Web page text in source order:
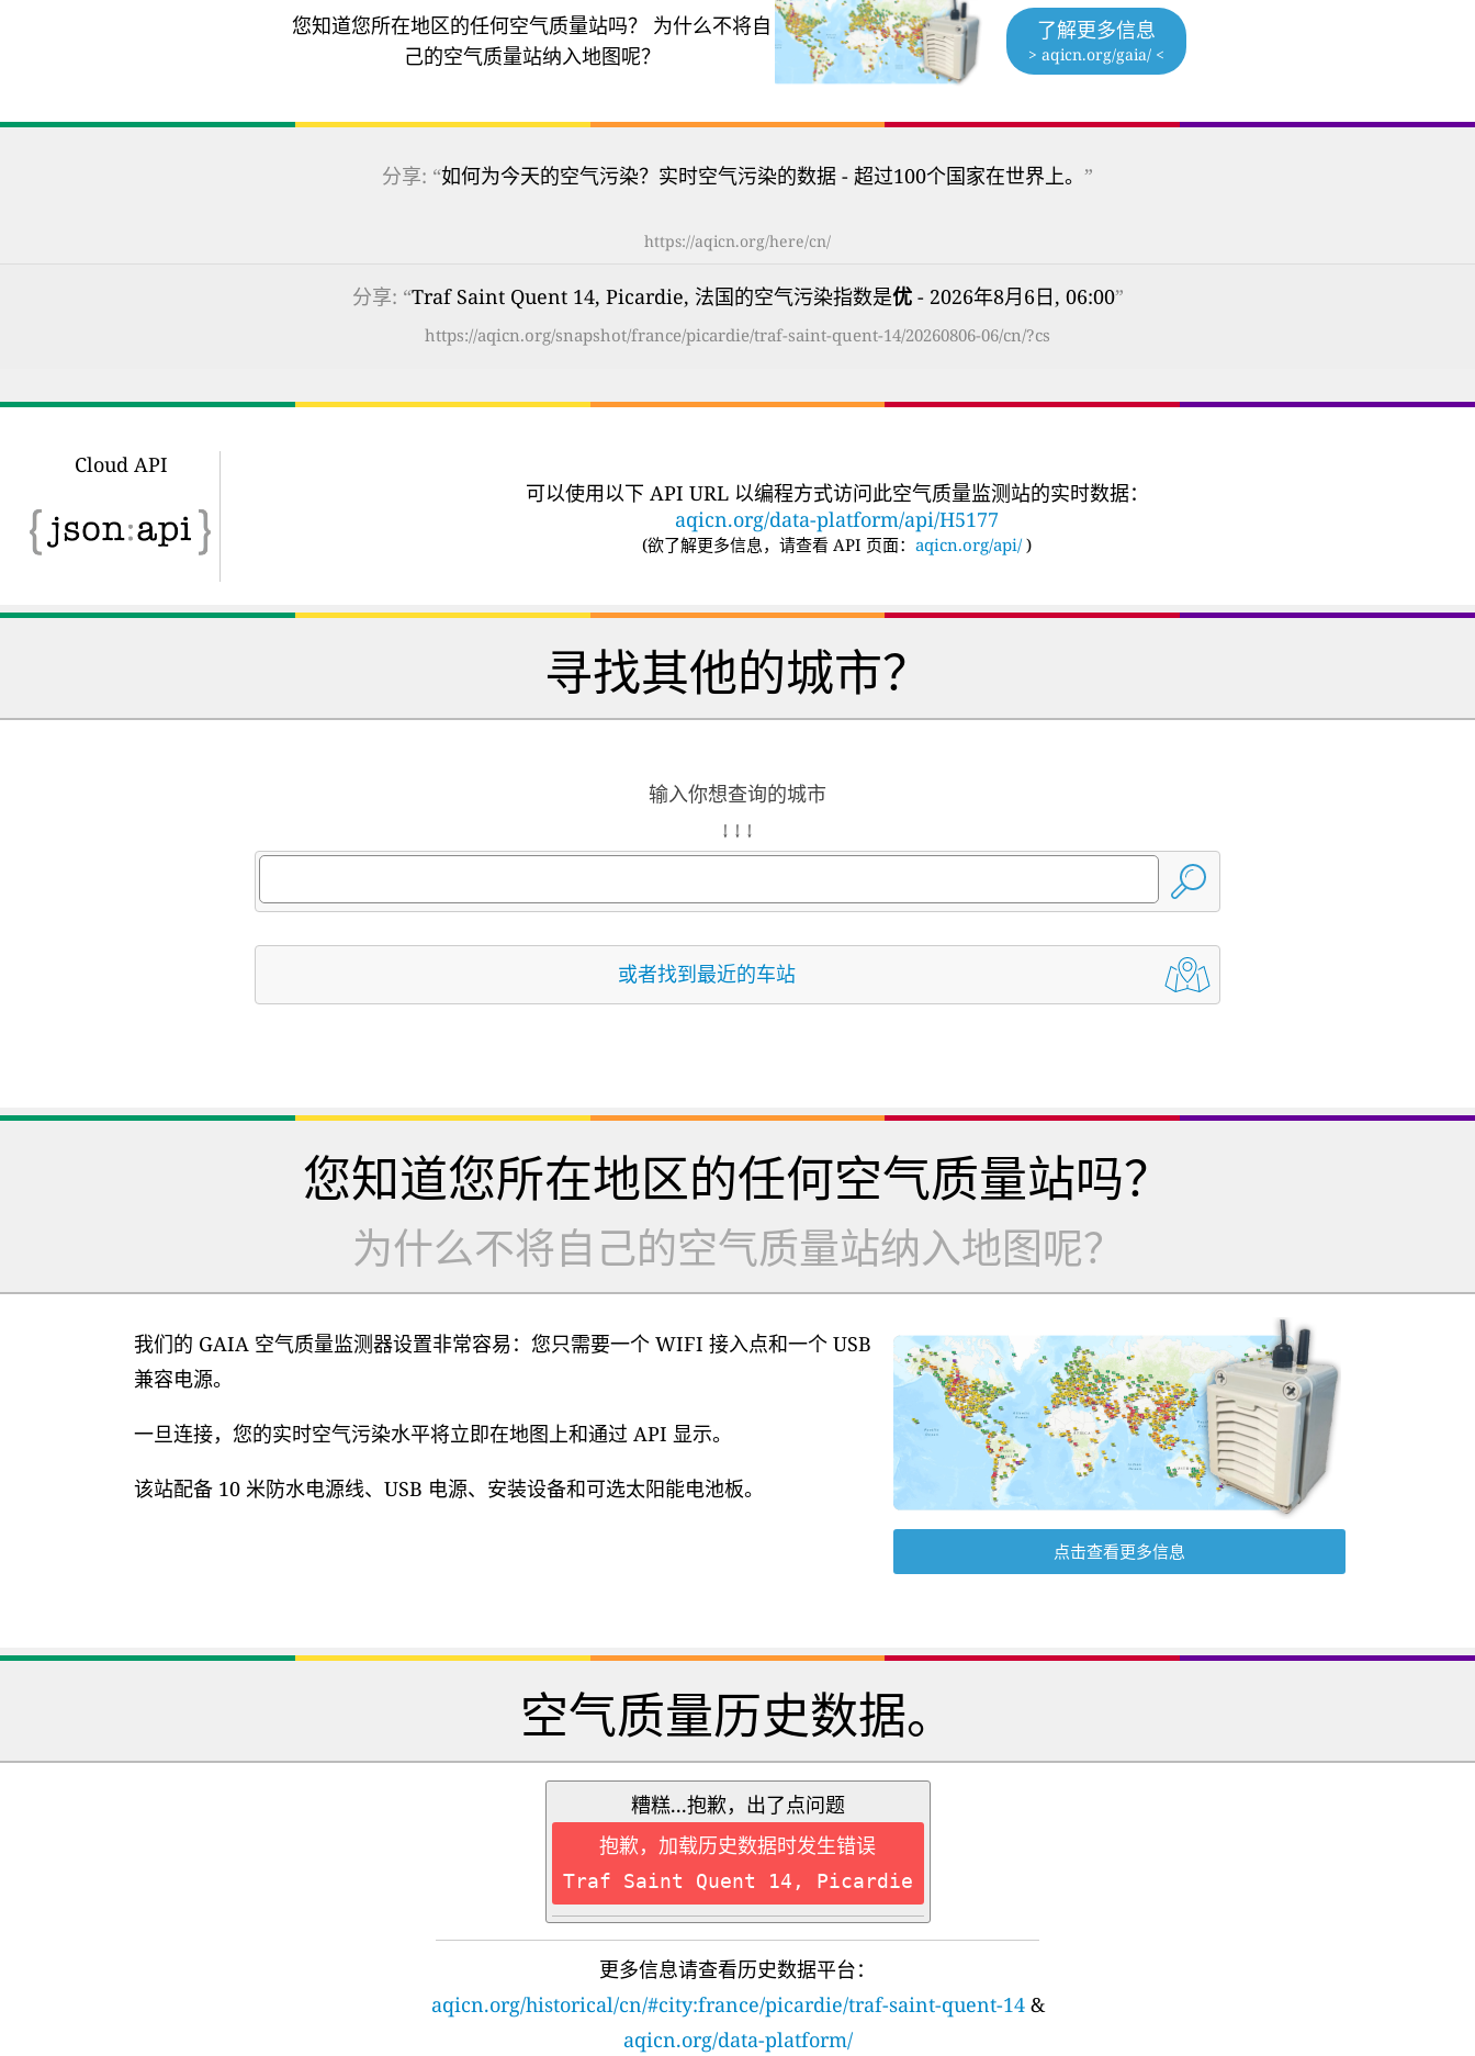
您知道您所在地区的任何空气质量站吗？
为什么不将自
己的空气质量站纳入地图呢？
了解更多信息
> aqicn.org/gaia/ <
分享: “如何为今天的空气污染？实时空气污染的数据 - 超过100个国家在世界上。 ”
https://aqicn.org/here/cn/
分享: “Traf Saint Quent 14, Picardie, 法国的空气污染指数是优- 2026年8月6日, 06:00”
https://aqicn.org/snapshot/france/picardie/traf-saint-quent-14/20260806-06/cn/?cs
Cloud API
可以使用以下 API URL 以编程方式访问此空气质量监测站的实时数据：
aqicn.org/data-platform/api/H5177
(欲了解更多信息，请查看 API 页面： aqicn.org/api/ )
寻找其他的城市？
输入你想查询的城市
↓ ↓ ↓
或者找到最近的车站
您知道您所在地区的任何空气质量站吗？
为什么不将自己的空气质量站纳入地图呢？
我们的 GAIA 空气质量监测器设置非常容易：您只需要一个 WIFI 接入点和一个 USB
兼容电源。
一旦连接，您的实时空气污染水平将立即在地图上和通过 API 显示。
该站配备 10 米防水电源线、USB 电源、安装设备和可选太阳能电池板。
点击查看更多信息
空气质量历史数据。
糟糕...抱歉，出了点问题
抱歉，加载历史数据时发生错误
Traf Saint Quent 14, Picardie
更多信息请查看历史数据平台：
aqicn.org/historical/cn/#city:france/picardie/traf-saint-quent-14&
aqicn.org/data-platform/